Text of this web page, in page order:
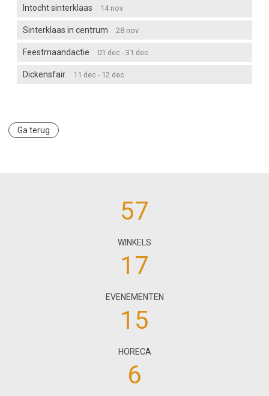
Intocht sinterklaas 14 nov
Sinterklaas in centrum 28 nov
Feestmaandactie 01 dec - 31 dec
Dickensfair 11 dec - 12 dec
Ga terug
57
WINKELS
17
EVENEMENTEN
15
HORECA
6